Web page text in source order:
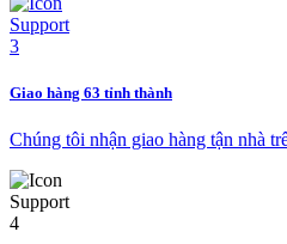
Giao hàng 63 tỉnh thành
Chúng tôi nhận giao hàng tận nhà